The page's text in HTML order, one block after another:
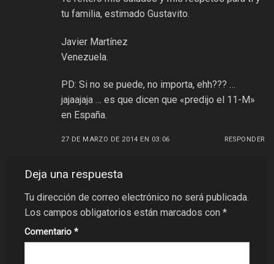
tu familia, estimado Gustavito.
Javier Martínez
Venezuela.
PD: Si no se puede, no importa, ehh??? …
jajaajaja … es que dicen que «predijo el 11-M»
en España.
27 DE MARZO DE 2014 EN 03:06 RESPONDER
Deja una respuesta
Tu dirección de correo electrónico no será publicada.
Los campos obligatorios están marcados con *
Comentario *